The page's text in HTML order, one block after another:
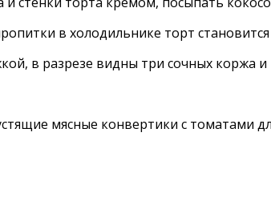
в холодильнике торт
мясные конвертики с томатами